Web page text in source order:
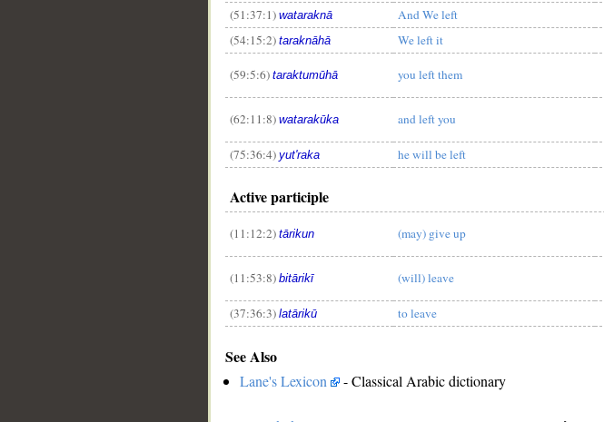
(51:37:1) wataraknā And We left
(54:15:2) taraknāhā We left it
(59:5:6) taraktumūhā you left them
(62:11:8) watarakūka and left you
(75:36:4) yut'raka he will be left
Active participle
(11:12:2) tārikun (may) give up
(11:53:8) bitārikī (will) leave
(37:36:3) latārikū to leave
See Also
Lane's Lexicon - Classical Arabic dictionary